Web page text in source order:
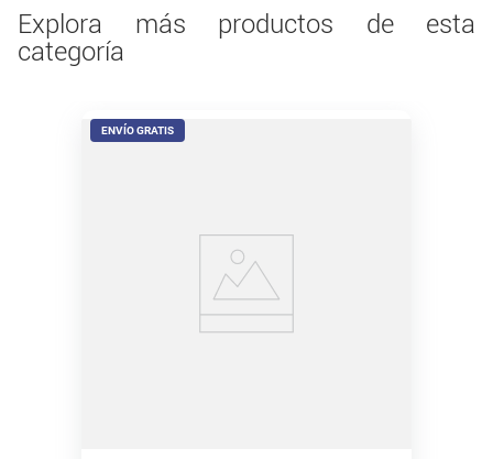
aplicaciones exigentes. Antes de instalarlo o
utilizarlo, conviene verificar medidas,
conexiones, alimentación y compatibilidad con el
Explora más productos de esta
categoría
ENVÍO GRATIS